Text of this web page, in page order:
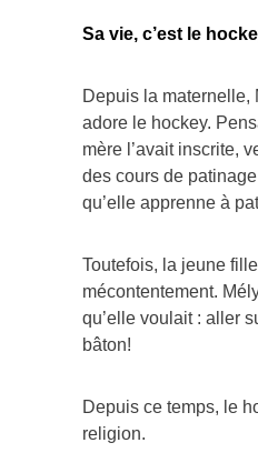
Sa vie, c’est le
Depuis la
adore le hockey.
mère l’avait inscrite,
des cours de
qu’elle apprenne à
Toutefois, la jeune
mécontentement.
qu’elle voulait : aller
bâton!
Depuis ce temps, le
religion.